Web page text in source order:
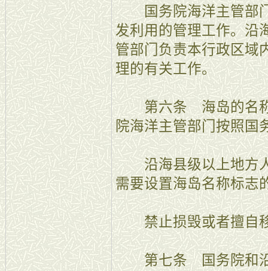
国务院海洋主管部门
发利用的管理工作。沿
管部门负责本行政区域
理的有关工作。
第六条 海岛的名称
院海洋主管部门按照国
沿海县级以上地方人
需要设置海岛名称标志
禁止损毁或者擅自移
第七条 国务院和沿